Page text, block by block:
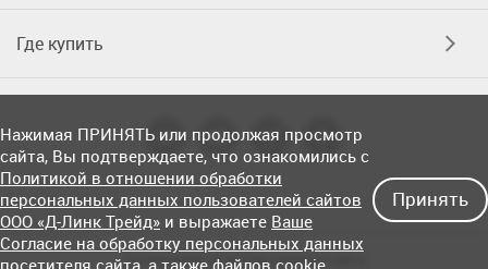
Где купить
Соглашение об использовании сайта
Нажимая ПРИНЯТЬ или продолжая просмотр
сайта, Вы подтверждаете, что ознакомились с
Политикой в отношении обработки
персональных данных пользователей сайтов
ООО «Д-Линк Трейд» и выражаете Ваше
Согласие на обработку персональных данных
посетителя сайта , а также файлов cookie.
Принять